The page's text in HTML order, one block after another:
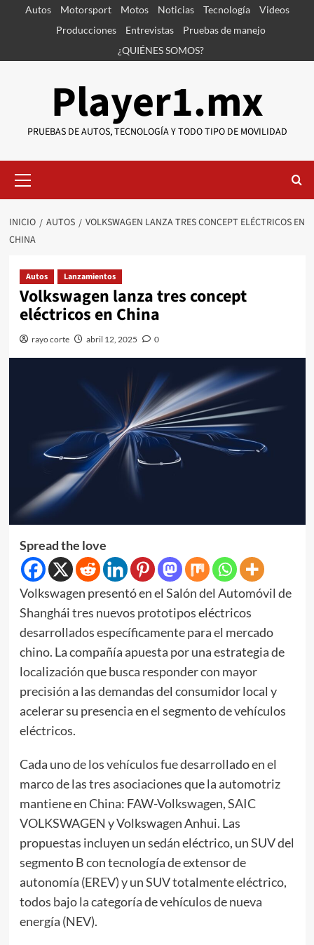
SaltarAutos Motorsport Motos Noticias Tecnología
Videos
Producciones
Entrevistas
Pruebas de manejo
¿QUIÉNES SOMOS?
Player1.mx
PRUEBAS DE AUTOS, TECNOLOGÍA Y TODO TIPO DE MOVILIDAD
primario
INICIO AUTOS
VOLKSWAGEN LANZA TRES CONCEPT ELÉCTRICOS EN
CHINA
Autos Lanzamientos
Volkswagen lanza tres concept
eléctricos en China
rayo corte abril 12, 2025 0
Spread the love
Volkswagen presentó en el Salón del Automóvil de
Shanghái tres nuevos prototipos eléctricos
desarrollados específicamente para el mercado
chino. La compañía apuesta por una estrategia de
localización que busca responder con mayor
precisión a las demandas del consumidor local y
acelerar su presencia en el segmento de vehículos
eléctricos.
Cada uno de los vehículos fue desarrollado en el
marco de las tres asociaciones que la automotriz
mantiene en China: FAW-Volkswagen, SAIC
VOLKSWAGEN y Volkswagen Anhui. Las
propuestas incluyen un sedán eléctrico, un SUV del
segmento B con tecnología de extensor de
autonomía (EREV) y un SUV totalmente eléctrico,
todos bajo la categoría de vehículos de nueva
energía (NEV).